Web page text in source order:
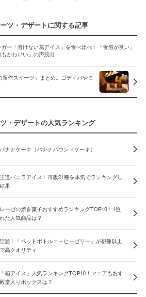
ツ・デザートに関する記事
ー「溶けない葛アイス」を食べ比べ！「食感が良い」
もかわいい」の声続出
新作スイーツ」まとめ。ゴディバやモ
・デザートの人気ランキング
ナナケーキ（バナナパウンドケーキ）
道バニラアイス！市販21種を本気でランキングし
果
ーゼの焼き菓子おすすめランキングTOP10！1位
た人気商品は？
題！「ペットボトルコーヒーゼリー」が想像以上
高クオリティ
箱アイス」人気ランキングTOP10！マニアもおす
堂入りボックスは？